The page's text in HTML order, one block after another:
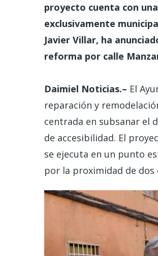
proyecto cuenta con
exclusivamente
Javier Villar, ha
reforma por calle
Daimiel Noticias.– El
reparación y
centrada en subsanar el
de accesibilidad. El
se ejecuta en un punto
por la proximidad de dos